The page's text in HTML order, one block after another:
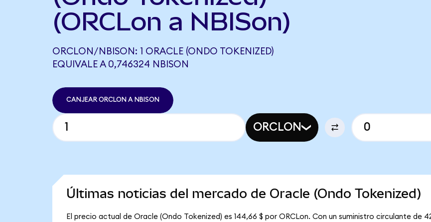
(ORCLon a NBISon)
ORCLON/NBISON: 1 ORACLE (ONDO TOKENIZED)
EQUIVALE A 0,746324 NBISON
CANJEAR ORCLON A NBISON
ORCLON
Últimas noticias del mercado de Oracle (Ondo Tokenized)
El precio actual de Oracle (Ondo Tokenized) es 144,66 $ por ORCLon. Con un suministro circulante de